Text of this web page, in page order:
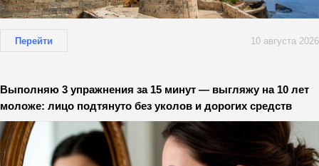
Перейти 10 августа 2026
Выполняю 3 упражнения за 15 минут — выгляжу на 10 лет
моложе: лицо подтянуто без уколов и дорогих средств